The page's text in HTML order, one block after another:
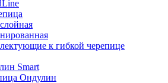
к гибкой черепице
Smart
Ондулин